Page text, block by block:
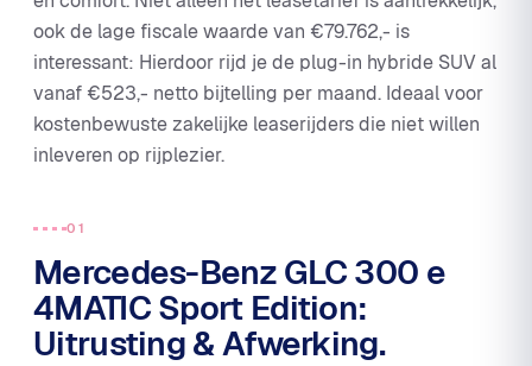
ook de lage fiscale waarde van €79.762,- is
interessant: Hierdoor rijd je de plug-in hybride SUV al
vanaf €523,- netto bijtelling per maand. Ideaal voor
kostenbewuste zakelijke leaserijders die niet willen
inleveren op rijplezier.
01
Mercedes-Benz GLC 300 e
4MATIC Sport Edition:
Uitrusting & Afwerking.